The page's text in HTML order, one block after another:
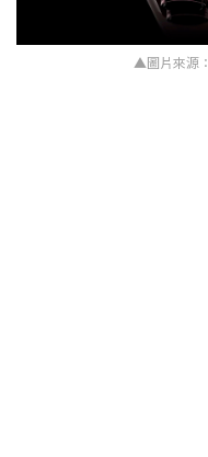
▲圖片來源：